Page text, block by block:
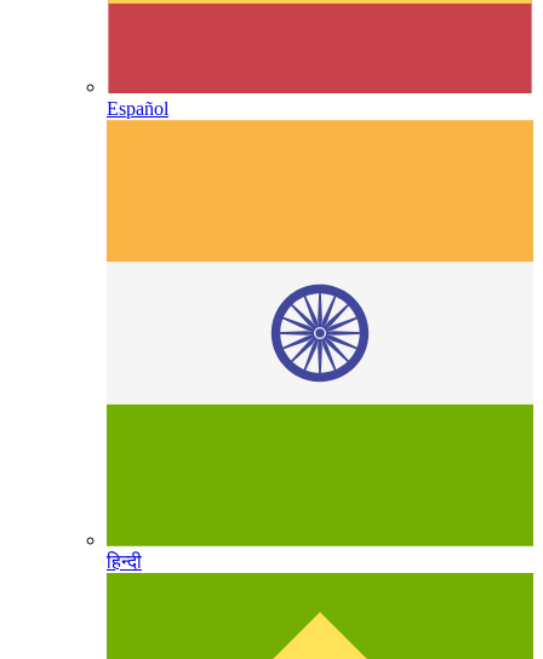
Español
हिन्दी